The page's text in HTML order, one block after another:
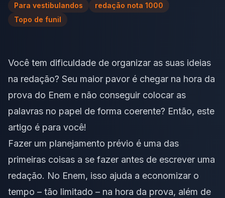
Para vestibulandos
redação nota 1000
Topo de funil
Você tem dificuldade de organizar as suas ideias
na redação? Seu maior pavor é chegar na hora da
prova do Enem e não conseguir colocar as
palavras no papel de forma coerente? Então, este
artigo é para você!
Fazer um planejamento prévio é uma das
primeiras coisas a se fazer antes de escrever uma
redação. No Enem, isso ajuda a economizar o
tempo – tão limitado – na hora da prova, além de